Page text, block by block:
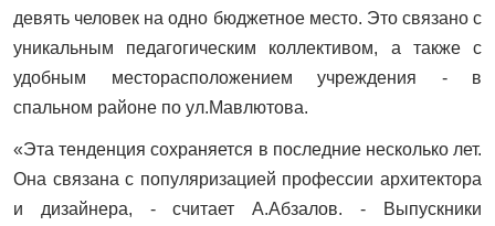
девять человек на одно бюджетное место. Это связано с
уникальным педагогическим коллективом, а также с
удобным месторасположением учреждения - в
спальном районе по ул.Мавлютова.
«Эта тенденция сохраняется в последние несколько лет.
Она связана с популяризацией профессии архитектора
и дизайнера, - считает А.Абзалов. - Выпускники